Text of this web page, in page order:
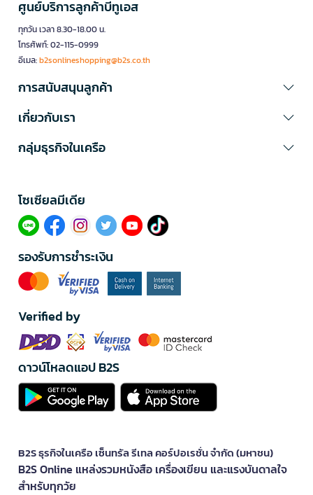
ศูนย์บริการลูกค้าบีทูเอส
ทุกวัน เวลา 8.30-18.00 น.
โทรศัพท์: 02-115-0999
อีเมล:b2sonlineshopping@b2s.co.th
การสนับสนุนลูกค้า
เกี่ยวกับเรา
กลุ่มธุรกิจในเครือ
โซเซียลมีเดีย​
รองรับการชำระเงิน
Verified by
ดาวน์โหลดแอป B2S
B2S ธุรกิจในเครือ เซ็นทรัล รีเทล คอร์ปอเรชั่น จำกัด (มหาชน)
B2S Online แหล่งรวมหนังสือ เครื่องเขียน และแรงบันดาลใจ
สำหรับทุกวัย